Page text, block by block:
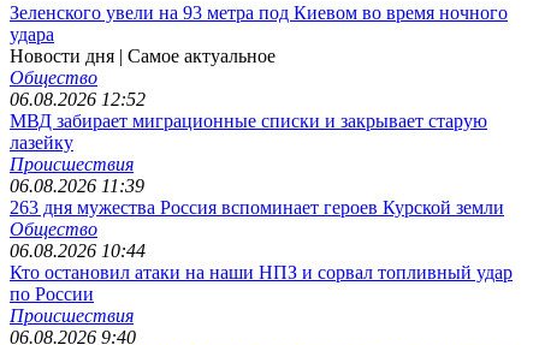
Зеленского увели на 93 метра под Киевом во время ночного
удара
Новости дня | Самое актуальное
Общество
06.08.2026 12:52
МВД забирает миграционные списки и закрывает старую
лазейку
Происшествия
06.08.2026 11:39
263 дня мужества Россия вспоминает героев Курской земли
Общество
06.08.2026 10:44
Кто остановил атаки на наши НПЗ и сорвал топливный удар
по России
Происшествия
06.08.2026 9:40